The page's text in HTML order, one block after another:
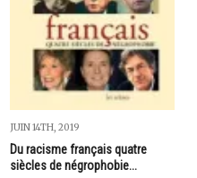
JUIN 14TH, 2019
Du racisme français quatre
siècles de négrophobie...